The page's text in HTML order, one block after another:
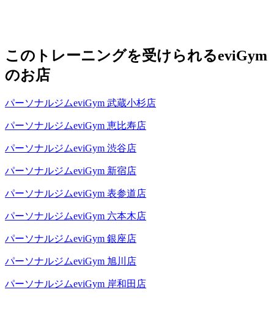
このトレーニングを受けられるeviGym
のお店
パーソナルジムeviGym 武蔵小杉店
パーソナルジムeviGym 恵比寿店
パーソナルジムeviGym 渋谷店
パーソナルジムeviGym 新宿店
パーソナルジムeviGym 表参道店
パーソナルジムeviGym 六本木店
パーソナルジムeviGym 銀座店
パーソナルジムeviGym 旭川店
パーソナルジムeviGym 岸和田店